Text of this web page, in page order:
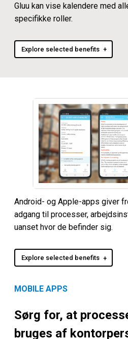
Gluu kan vise kalendere med
specifikke roller.
Explore selected benefits
Android- og Apple-apps giver
adgang til processer,
uanset hvor de befinder sig.
Explore selected benefits
MOBILE APPS
Sørg for, at
bruges af